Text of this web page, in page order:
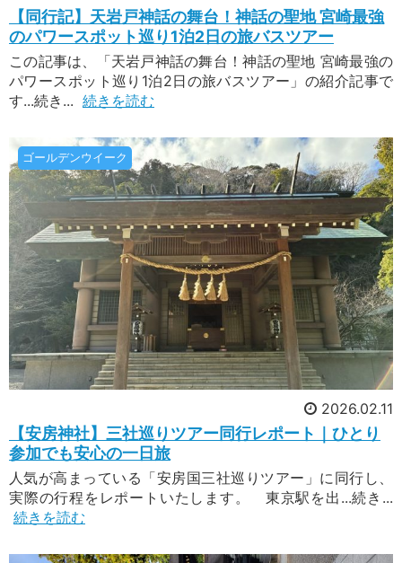
信のない方のために、安心の電動アシスト自転車
をご用意していますのでご安心ください。広島県
の尾道をスタート。島々にかかる6つの橋を渡る
ことで瀬戸内海を自転車で横断。橋の上から見る
瀬戸内海は絶景です♪
2026年7月20日配信
爽やかな秋の山登り 四季の山旅
先日、白山の登拝ツアーをご案内して参りまし
た。きれいなお花に癒されながら、美しい自然の
中に息づく信仰を四季の山旅ツアーならではのア
ではのアットホームな雰囲気で、スタッフ一同頑
張ってご案内してまいります。 今シーズンは久
しぶりに復活するツアーがいくつもあります！定
番ツアーと共にピックアップして紹介いたしま
す。
2026年7月16日配信
[新] 12年に1度の午歳総開帳
今回は新ツアー発表のお知らせです。なんと、
12年に1度というとても貴重なツアーです！ツア
ーのテーマは・・・ 12年に1度だけの特別な年に
巡る 秩父三十四観音霊場 午年総開帳です。
2026年は午年。秩父三十四観音霊場では、観音
様の御眷属である馬にちなみ、12年に1度の午歳
総開帳が行われます。総開帳とは、普段は扉の奥
にお祀りされていて見ることができない御本尊の
扉を特別に開き、参拝者が観音様とより深いご縁
を結ぶこと。
2026年7月12日配信
日本一大きい花火はどこ？
「世界最大の打上花火」として、ギネスブックに
登録されたことがある花火をご存じでしょうか？
それが・・・新潟県 片貝まつりの花火です！片
花火」に数えられています。なんといってもその
特徴は、かつて「世界最大の花火」としてギネス
記録に認定されていた世界最大級の正四尺玉が観
られること。有名な長岡まつり大花火で最も大き
い花火は三尺五寸玉。それよりも大きい花火が観
られるのが片貝なのです！
2026年7月9日配信
[12年に1度] 鹿島神宮式年大祭
神社がお好きな方は必見！9月に鹿島神宮で、 12
年に1度の式年大祭が行われます！鹿島神宮の式
日例祭を皮切りに式年大祭御船祭が斎行されま
【同行記】天岩戸神話の舞台！神話の聖地 宮崎最強
のパワースポット巡り1泊2日の旅バスツアー
この記事は、「天岩戸神話の舞台！神話の聖地 宮崎最強の
パワースポット巡り1泊2日の旅バスツアー」の紹介記事で
す...続き... 続きを読む
ゴールデンウイーク
2026.02.11
【安房神社】三社巡りツアー同行レポート｜ひとり
参加でも安心の一日旅
人気が高まっている「安房国三社巡りツアー」に同行し、
実際の行程をレポートいたします。 東京駅を出...続き...
続きを読む